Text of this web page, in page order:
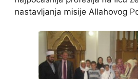
nastavljanja misije Allahovog